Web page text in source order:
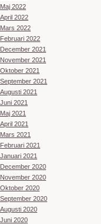
Maj 2022
April 2022
Mars 2022
Februari 2022
December 2021
November 2021
Oktober 2021
September 2021
Augusti 2021
Juni 2021
Maj 2021
April 2021
Mars 2021
Februari 2021
Januari 2021
December 2020
November 2020
Oktober 2020
September 2020
Augusti 2020
Juni 2020